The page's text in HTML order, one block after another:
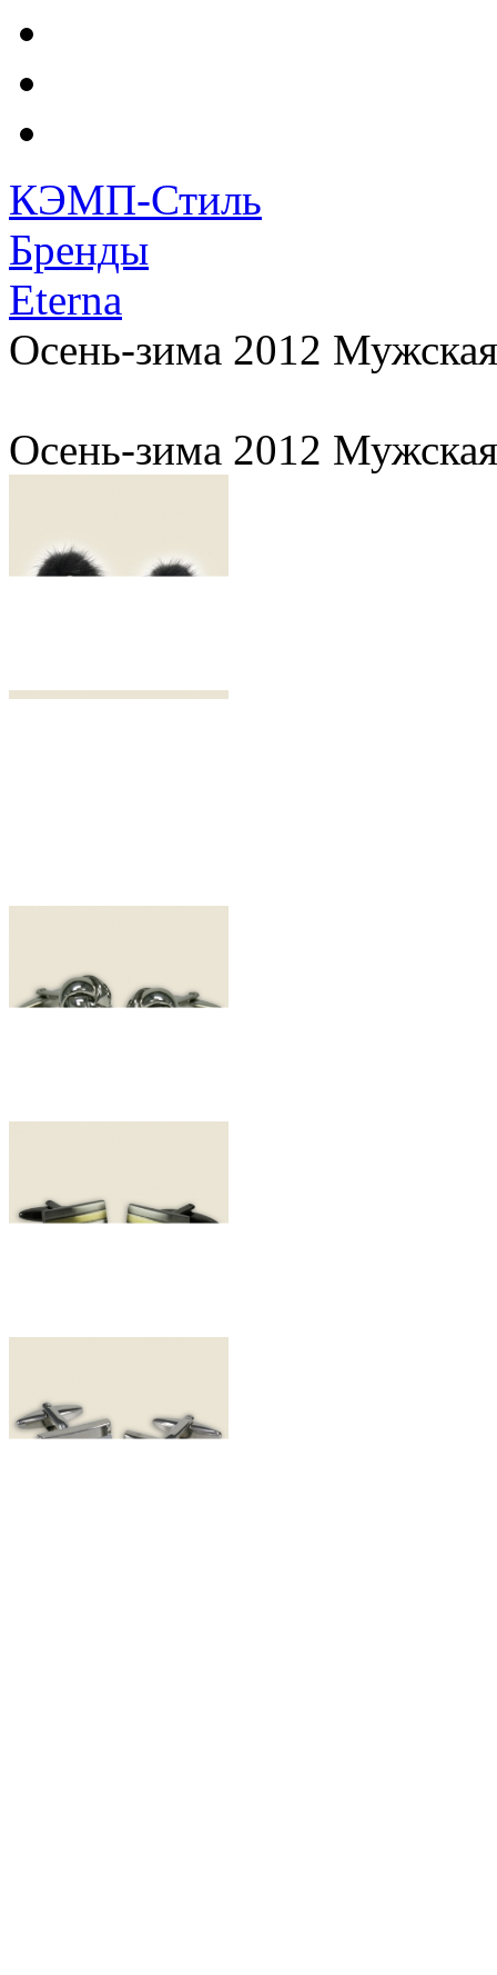
КЭМП-Стиль
Бренды
Eterna
Осень-зима 2012
Осень-зима 2012